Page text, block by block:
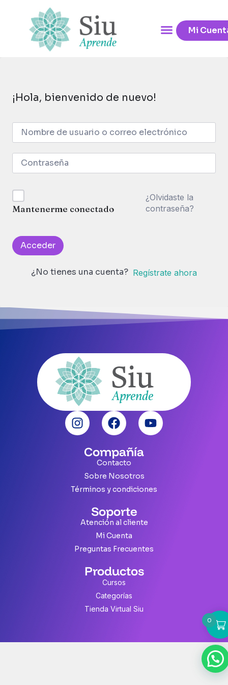
Mi
¡Hola, bienvenido de nuevo!
Mantenerme conectado
¿Olvidaste la
contraseña?
Acceder
¿No tienes una cuenta? Regístrate ahora
Compañía
Contacto
Sobre Nosotros
Términos y condiciones
Soporte
Atención al cliente
Mi Cuenta
Preguntas Frecuentes
Productos
Cursos
Categorías
Tienda Virtual Siu
0